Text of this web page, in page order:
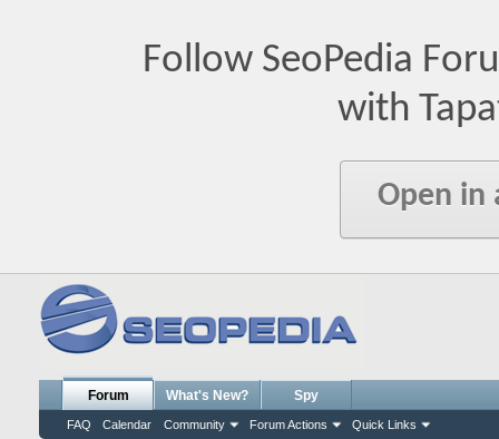
Follow SeoPedia
with
Open in
Forum
FAQ Calendar Community Forum Actions Quick Links
What's New? Spy